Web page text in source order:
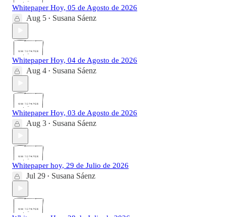
Whitepaper Hoy, 05 de Agosto de 2026
Aug 5 • Susana Sáenz
Whitepaper Hoy, 04 de Agosto de 2026
Aug 4 • Susana Sáenz
Whitepaper Hoy, 03 de Agosto de 2026
Aug 3 • Susana Sáenz
Whitepaper hoy, 29 de Julio de 2026
Jul 29 • Susana Sáenz